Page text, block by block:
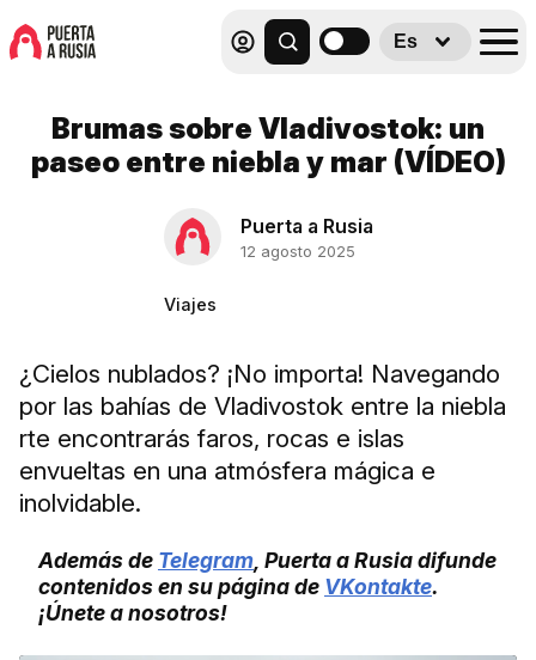
Es
Brumas sobre Vladivostok: un
paseo entre niebla y mar (VÍDEO)
Puerta a Rusia
12 agosto 2025
Viajes
¿Cielos nublados? ¡No importa! Navegando
por las bahías de Vladivostok entre la niebla
rte encontrarás faros, rocas e islas
envueltas en una atmósfera mágica e
inolvidable.
Además de Telegram , Puerta a Rusia difunde
contenidos en su página de VKontakte.
¡Únete a nosotros!